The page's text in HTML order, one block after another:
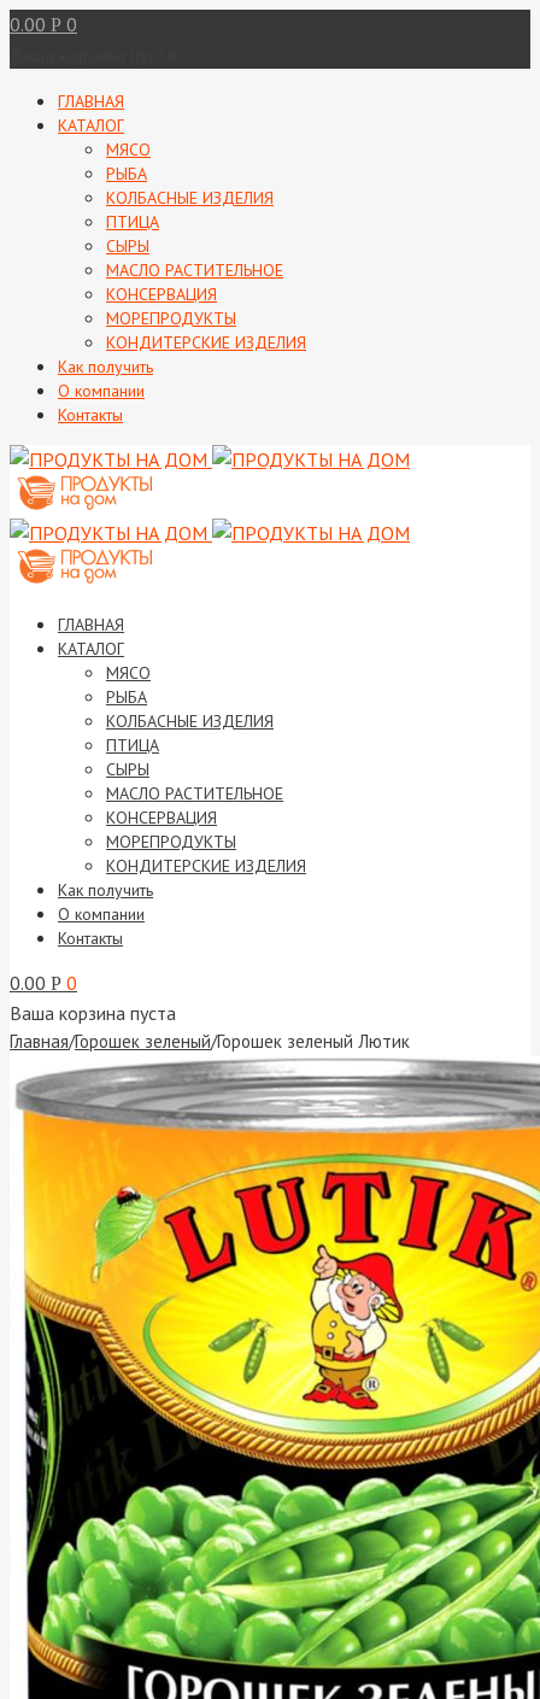
0.00 Р 0
ГЛАВНАЯ
КАТАЛОГ
МЯСО
РЫБА
КОЛБАСНЫЕ ИЗДЕЛИЯ
ПТИЦА
СЫРЫ
МАСЛО РАСТИТЕЛЬНОЕ
КОНСЕРВАЦИЯ
МОРЕПРОДУКТЫ
КОНДИТЕРСКИЕ ИЗДЕЛИЯ
Как получить
О компании
Контакты
ГЛАВНАЯ
КАТАЛОГ
МЯСО
РЫБА
КОЛБАСНЫЕ ИЗДЕЛИЯ
ПТИЦА
СЫРЫ
МАСЛО РАСТИТЕЛЬНОЕ
КОНСЕРВАЦИЯ
МОРЕПРОДУКТЫ
КОНДИТЕРСКИЕ ИЗДЕЛИЯ
Как получить
О компании
Контакты
0.00 Р 0
Ваша корзина пуста
Главная/Горошек зеленый/Горошек зеленый Лютик